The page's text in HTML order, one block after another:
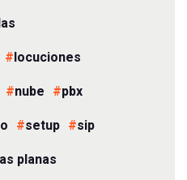
locuciones
nube
pbx
setup
sip
planas